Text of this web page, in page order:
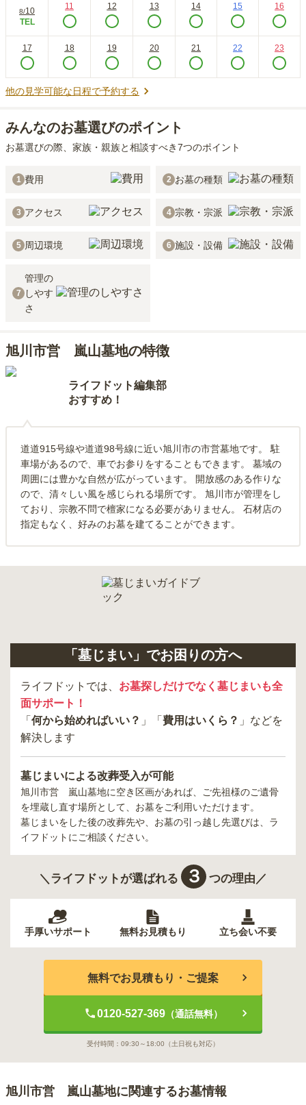
8/10
TEL
11 12 13 14 15 16
17 18 19 20 21 22 23
他の見学可能な日程で予約する
みんなのお墓選びのポイント
お墓選びの際、家族・親族と相談すべき7つのポイント
1 費用 2 お墓の種類
3 アクセス 4 宗教・宗派
5 周辺環境 6 施設・設備
7
管理の
しやす
さ
旭川市営 嵐山墓地の特徴
ライフドット編集部
おすすめ！
道道915号線や道道98号線に近い旭川市の市営墓地です。 駐
車場があるので、車でお参りをすることもできます。 墓域の
周囲には豊かな自然が広がっています。 開放感のある作りな
ので、清々しい風を感じられる場所です。 旭川市が管理をし
ており、宗教不問で檀家になる必要がありません。 石材店の
指定もなく、好みのお墓を建てることができます。
「墓じまい」でお困りの方へ
ライフドットでは、 お墓探しだけでなく墓じまいも全
面サポート！
「 何から始めればいい？ 」「 費用はいくら？ 」などを
解決します
墓じまいによる改葬受入が可能
旭川市営 嵐山墓地に空き区画があれば、ご先祖様のご遺骨
を埋蔵し直す場所として、お墓をご利用いただけます。
墓じまいをした後の改葬先や、お墓の引っ越し先選びは、ラ
イフドットにご相談ください。
＼ライフドットが選ばれる ３ つの理由／
手厚いサポート 無料お見積もり 立ち会い不要
無料でお見積もり・ご提案
0120-527-369（通話無料）
受付時間： 09:30～18:00 （土日祝も対応）
旭川市営 嵐山墓地に関連するお墓情報